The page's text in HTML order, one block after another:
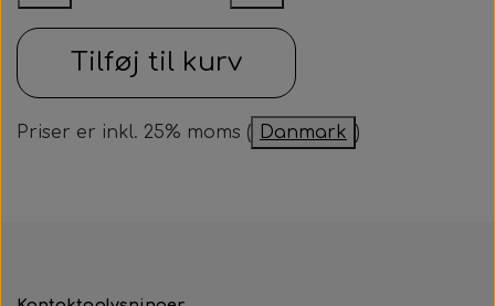
Om huset
Hjertestarteren
Besøg af kildebakken
Fastelavnsfest
Generalforsamling
Fotograf
Tilføj til kurv
Priser er inkl. 25% moms ( Danmark )